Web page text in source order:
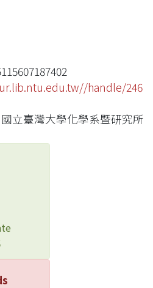
handle/246
立臺灣大學化學系暨研究所